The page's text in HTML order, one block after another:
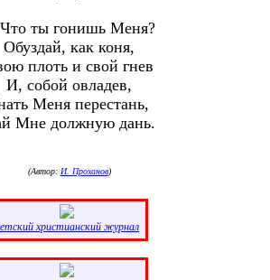
ты гонишь Меня?
Обуздай, как коня,
плоть и свой гнев
И, собой овладев,
Меня перестань,
Мне должную дань.
(Автор: И. Проханов)
христианский журнал